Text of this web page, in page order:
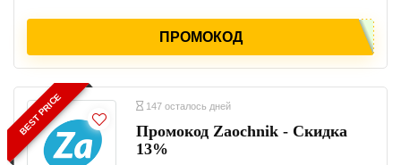
ПРОМОКОД
BEST PRICE 147 осталось дней
Промокод Zaochnik - Скидка
13%